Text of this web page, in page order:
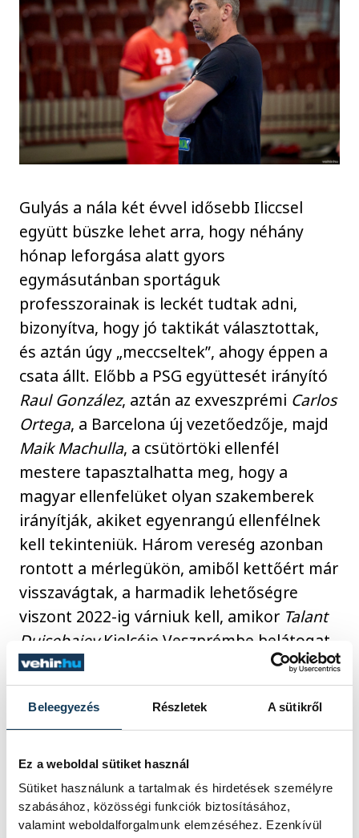
Beleegyezés Részletek A sütikről
Ez a weboldal sütiket használ
Sütiket használunk a tartalmak és hirdetések személyre
szabásához, közösségi funkciók biztosításához,
valamint weboldalforgalmunk elemzéséhez. Ezenkívül
Gulyás a nála két évvel idősebb Iliccsel
együtt büszke lehet arra, hogy néhány
hónap leforgása alatt gyors
egymásutánban sportáguk
professzorainak is leckét tudtak adni,
bizonyítva, hogy jó taktikát választottak,
és aztán úgy „meccseltek”, ahogy éppen a
csata állt. Előbb a PSG együttesét irányító
Raul González, aztán az exveszprémi Carlos
Ortega, a Barcelona új vezetőedzője, majd
Maik Machulla, a csütörtöki ellenfél
mestere tapasztalhatta meg, hogy a
magyar ellenfelüket olyan szakemberek
irányítják, akiket egyenrangú ellenfélnek
kell tekinteniük. Három vereség azonban
rontott a mérlegükön, amiből kettőért már
visszavágtak, a harmadik lehetőségre
viszont 2022-ig várniuk kell, amikor Talant
DujsebajevKielcéje Veszprémbe belátogat.
Nem akarok túl szigorú lenni,
teljesítményünkre csak egy
jó közepest tudok adni,
amiből csütörtökön este